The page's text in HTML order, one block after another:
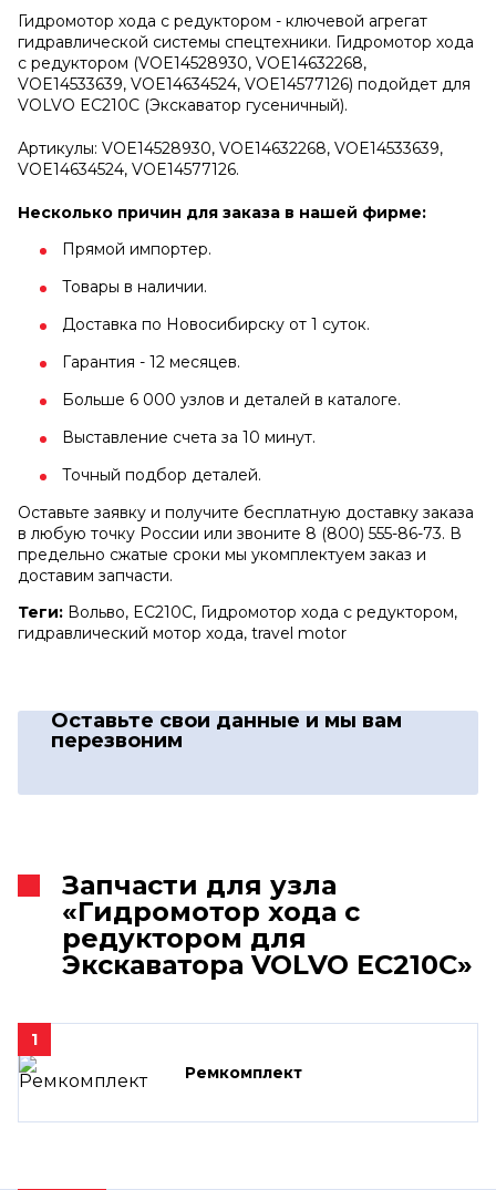
Гидромотор хода с редуктором - ключевой агрегат
гидравлической системы спецтехники. Гидромотор хода
с редуктором (VOE14528930, VOE14632268,
VOE14533639, VOE14634524, VOE14577126) подойдет для
VOLVO EC210C (Экскаватор гусеничный).
Артикулы: VOE14528930, VOE14632268, VOE14533639,
VOE14634524, VOE14577126.
Несколько причин для заказа в нашей фирме:
Прямой импортер.
Товары в наличии.
Доставка по Новосибирску от 1 суток.
Гарантия - 12 месяцев.
Больше 6 000 узлов и деталей в каталоге.
Выставление счета за 10 минут.
Точный подбор деталей.
Оставьте заявку и получите бесплатную доставку заказа
в любую точку России или звоните 8 (800) 555-86-73. В
предельно сжатые сроки мы укомплектуем заказ и
доставим запчасти.
Теги: Вольво, EC210C, Гидромотор хода с редуктором,
гидравлический мотор хода, travel motor
Оставьте свои данные и мы вам
перезвоним
Запчасти для узла
«Гидромотор хода с
редуктором для
Экскаватора VOLVO EC210C»
1
Ремкомплект